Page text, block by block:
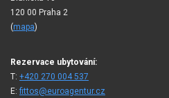
120 00 Praha 2
(mapa)
Rezervace ubytování:
T: +420 270 004 537
E:fittos@euroagentur.cz